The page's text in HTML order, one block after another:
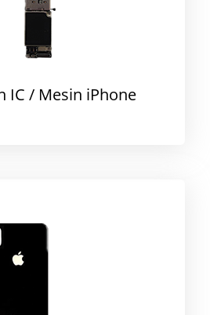
IC / Mesin iPhone